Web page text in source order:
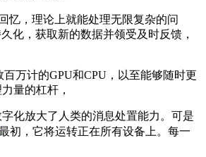
，理论上就能处理无限复杂的问
化，获取新的数据并领受及时反馈，
万计的GPU和CPU，以至能够随时更
量的杠杆，
化放大了人类的消息处置能力。可是
初，它将运转正在所有设备上。每一